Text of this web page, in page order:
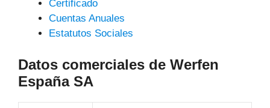
Certificado
Cuentas Anuales
Estatutos Sociales
Datos comerciales de Werfen
España SA